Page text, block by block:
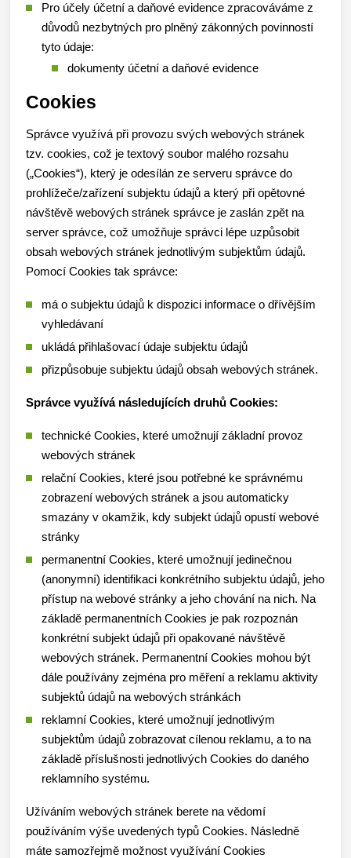
Pro účely účetní a daňové evidence zpracováváme z
důvodů nezbytných pro plněný zákonných povinností
tyto údaje:
dokumenty účetní a daňové evidence
Cookies
Správce využívá při provozu svých webových stránek
tzv. cookies, což je textový soubor malého rozsahu
(„Cookies“), který je odesílán ze serveru správce do
prohlížeče/zařízení subjektu údajů a který při opětovné
návštěvě webových stránek správce je zaslán zpět na
server správce, což umožňuje správci lépe uzpůsobit
obsah webových stránek jednotlivým subjektům údajů.
Pomocí Cookies tak správce:
má o subjektu údajů k dispozici informace o dřívějším
vyhledávaní
ukládá přihlašovací údaje subjektu údajů
přizpůsobuje subjektu údajů obsah webových stránek.
Správce využívá následujících druhů Cookies:
technické Cookies, které umožnují základní provoz
webových stránek
relační Cookies, které jsou potřebné ke správnému
zobrazení webových stránek a jsou automaticky
smazány v okamžik, kdy subjekt údajů opustí webové
stránky
permanentní Cookies, které umožnují jedinečnou
(anonymní) identifikaci konkrétního subjektu údajů, jeho
přístup na webové stránky a jeho chování na nich. Na
základě permanentních Cookies je pak rozpoznán
konkrétní subjekt údajů při opakované návštěvě
webových stránek. Permanentní Cookies mohou být
dále používány zejména pro měření a reklamu aktivity
subjektů údajů na webových stránkách
reklamní Cookies, které umožnují jednotlivým
subjektům údajů zobrazovat cílenou reklamu, a to na
základě příslušnosti jednotlivých Cookies do daného
reklamního systému.
Užíváním webových stránek berete na vědomí
používáním výše uvedených typů Cookies. Následně
máte samozřejmě možnost využívání Cookies